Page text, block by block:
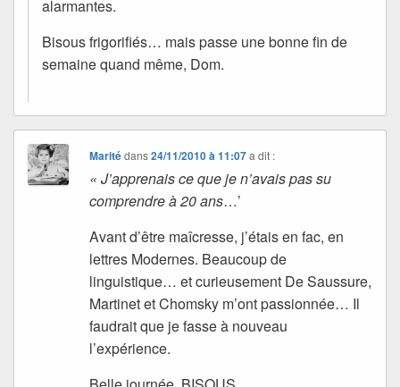
alarmantes.
Bisous frigorifiés… mais passe une bonne fin de
semaine quand même, Dom.
Maritédans24/11/2010 à 11:07 a dit :
« J’apprenais ce que je n’avais pas su
comprendre à 20 ans…’
Avant d’être maîcresse, j’étais en fac, en
lettres Modernes. Beaucoup de
linguistique… et curieusement De Saussure,
Martinet et Chomsky m’ont passionnée… Il
faudrait que je fasse à nouveau
l’expérience.